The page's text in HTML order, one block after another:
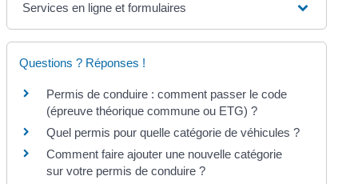
Services en ligne et formulaires
Questions ? Réponses !
Permis de conduire : comment passer le code
(épreuve théorique commune ou ETG) ?
Quel permis pour quelle catégorie de véhicules ?
Comment faire ajouter une nouvelle catégorie
sur votre permis de conduire ?